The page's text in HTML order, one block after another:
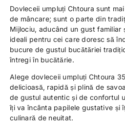
Dovleceii umpluți Chtoura sunt
de mâncare; sunt o parte din
Mijlociu, aducând un gust familiar
ideali pentru cei care doresc să
bucure de gustul bucătăriei
întregi în bucătărie.
Alege dovleceii umpluți Chtoura
delicioasă, rapidă și plină de
de gustul autentic și de confortul
îți va încânta papilele gustative și
culinară de neuitat.